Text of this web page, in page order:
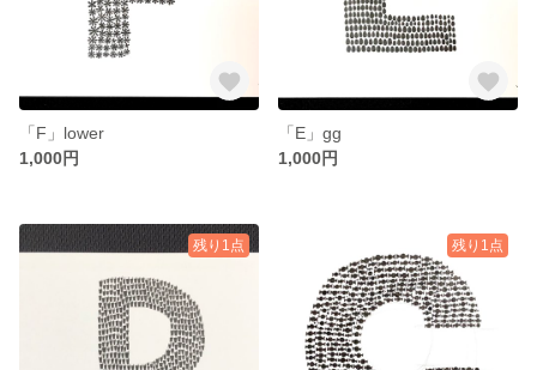
「F」lower
1,000円
「E」gg
1,000円
残り1点 残り1点